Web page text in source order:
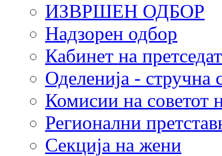
ИЗВРШЕН ОДБОР
Надзорен одбор
Кабинет на
Оделенија - стручна
Комисии на
Регионални
Секција на жени